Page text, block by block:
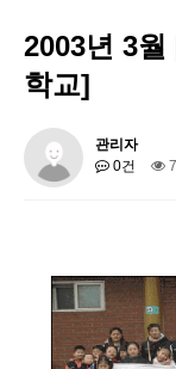
2003년 3
학교]
관리자
0건